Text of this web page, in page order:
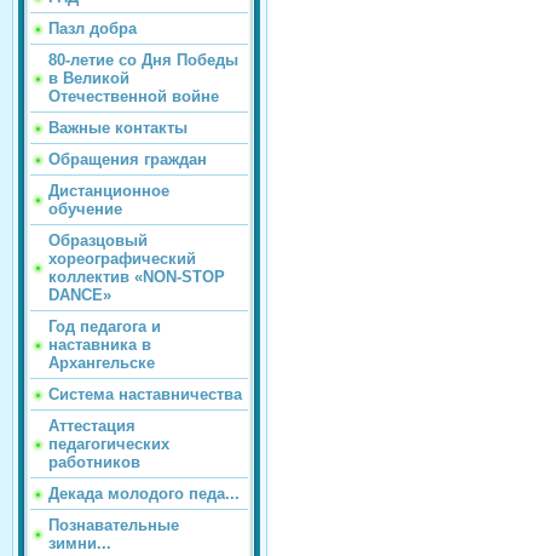
Пазл добра
80-летие со Дня Победы
в Великой
Отечественной войне
Важные контакты
Обращения граждан
Дистанционное
обучение
Образцовый
хореографический
коллектив «NON-STOP
DANCE»
Год педагога и
наставника в
Архангельске
Система наставничества
Аттестация
педагогических
работников
Декада молодого педа...
Познавательные
зимни...